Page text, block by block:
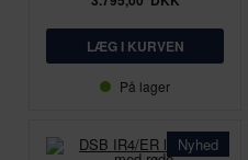
På lager
Nyhed